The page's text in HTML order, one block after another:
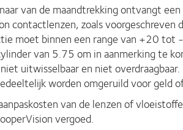
van de maandtrekking ontvangt
contactlenzen, zoals voorgeschreven
moet binnen een range van +20 tot
van 5.75 om in aanmerking te
uitwisselbaar en niet
worden omgeruild voor geld
van de lenzen of
vergoed.